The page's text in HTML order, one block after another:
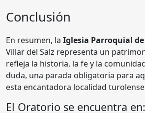
Conclusión
En resumen, la Iglesia Parroquial
Villar del Salz representa un
refleja la historia, la fe y la
duda, una parada obligatoria para
esta encantadora localidad
El Oratorio se encuentra en: